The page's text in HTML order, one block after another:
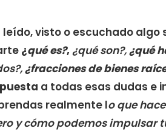
visto o escuchado algo
¿qué es?, ¿qué son?,¿qué
¿fracciones de bienes
a todas esas dudas e
realmente lo que
y cómo podemos impulsar